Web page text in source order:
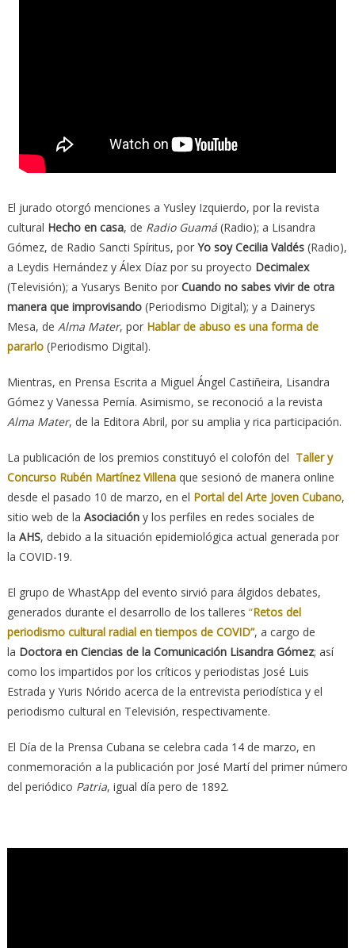
El jurado otorgó menciones a Yusley Izquierdo, por la revista
cultural Hecho en casa, de Radio Guamá(Radio); a Lisandra
Gómez, de Radio Sancti Spíritus, por Yo soy Cecilia Valdés(Radio),
a Leydis Hernández y Álex Díaz por su proyecto Decimalex
(Televisión); a Yusarys Benito por Cuando no sabes vivir de otra
manera que improvisando(Periodismo Digital); y a Dainerys
Mesa, de Alma Mater, porHablar de abuso es una forma de
pararlo(Periodismo Digital).
Mientras, en Prensa Escrita a Miguel Ángel Castiñeira, Lisandra
Gómez y Vanessa Pernía. Asimismo, se reconoció a la revista
Alma Mater, de la Editora Abril, por su amplia y rica participación.
La publicación de los premios constituyó el colofón del Taller y
Concurso Rubén Martínez Villenaque sesionó de manera online
desde el pasado 10 de marzo, en el Portal del Arte Joven Cubano,
sitio web de la Asociacióny los perfiles en redes sociales de
la AHS, debido a la situación epidemiológica actual generada por
la COVID-19.
El grupo de WhastApp del evento sirvió para álgidos debates,
generados durante el desarrollo de los talleres “Retos del
periodismo cultural radial en tiempos de COVID”, a cargo de
la Doctora en Ciencias de la Comunicación Lisandra Gómez; así
como los impartidos por los críticos y periodistas José Luis
Estrada y Yuris Nórido acerca de la entrevista periodística y el
periodismo cultural en Televisión, respectivamente.
El Día de la Prensa Cubana se celebra cada 14 de marzo, en
conmemoración a la publicación por José Martí del primer número
del periódico Patria, igual día pero de 1892.